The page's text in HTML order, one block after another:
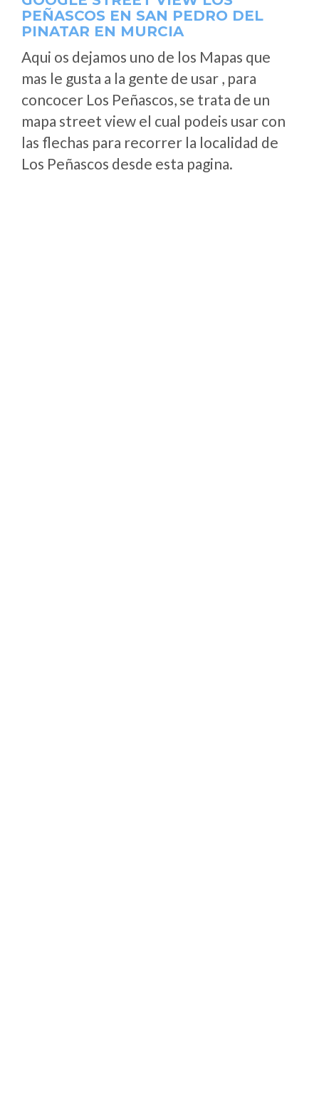
PEÑASCOS EN SAN PEDRO DEL
PINATAR EN MURCIA
Aqui os dejamos uno de los Mapas que
mas le gusta a la gente de usar , para
concocer Los Peñascos, se trata de un
mapa street view el cual podeis usar con
las flechas para recorrer la localidad de
Los Peñascos desde esta pagina.